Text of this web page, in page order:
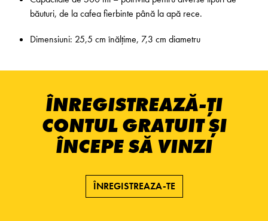
băuturi, de la cafea fierbinte până la apă rece.
Dimensiuni: 25,5 cm înălțime, 7,3 cm diametru
ÎNREGISTREAZĂ-ȚI
CONTUL GRATUIT ȘI
ÎNCEPE SĂ VINZI
ÎNREGISTREAZA-TE